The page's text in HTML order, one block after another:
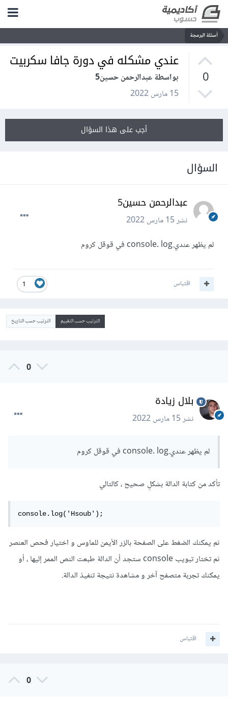
أسئلة البرمجة
0
عندي مشكله في دورة جافا سكربيت
بواسطة عبدالرحمن حسين5
15 مارس 2022
أجب على هذا السؤال
السؤال
عبدالرحمن حسين5
نشر15 مارس 2022
لم يظهر عندي.console. log في قوقل كروم
1 اقتباس
الترتيب حسب التقييم الترتيب حسب التاريخ
0
بلال زيادة
نشر15 مارس 2022
لم يظهر عندي.console. log في قوقل كروم
تأكد من كتابة الدالة بشكلٍ صحيح ، كالتالي
console.log('Hsoub');
ثم يمكنك الضغط على الصفحة بالزر الأيمن للماوس و اختيار فحص العنصر
ثم تختار تبويب console ستجد أن الدالة طبعت النص الممر إليها ، أو
يمكنك تجربة متصفح آخر و مشاهدة نتيجة تنفيذ الدالة.
اقتباس
0